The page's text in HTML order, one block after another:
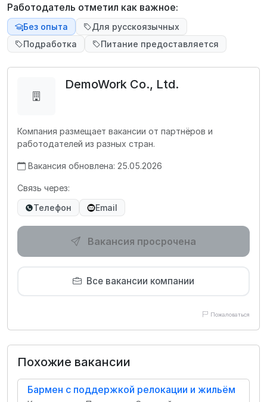
Работодатель отметил как важное:
Без опыта
Для русскоязычных
Подработка
Питание предоставляется
DemoWork Co., Ltd.
Компания размещает вакансии от партнёров и
работодателей из разных стран.
Вакансия обновлена: 25.05.2026
Связь через:
Телефон
Email
Вакансия просрочена
Все вакансии компании
Пожаловаться
Похожие вакансии
Бармен с поддержкой релокации и жильём